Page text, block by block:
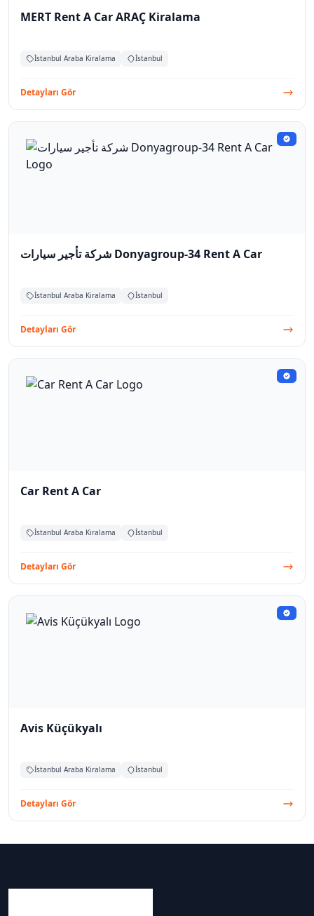
MERT Rent A Car ARAÇ Kiralama
İstanbul Araba Kiralama İstanbul
Detayları Gör
شركة تأجير سيارات Donyagroup-34 Rent A Car
İstanbul Araba Kiralama İstanbul
Detayları Gör
Car Rent A Car
İstanbul Araba Kiralama İstanbul
Detayları Gör
Avis Küçükyalı
İstanbul Araba Kiralama İstanbul
Detayları Gör